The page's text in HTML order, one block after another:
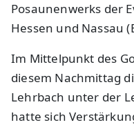
Posaunenwerks der
Hessen und Nassau
Im Mittelpunkt des
diesem Nachmittag
Lehrbach unter der
hatte sich